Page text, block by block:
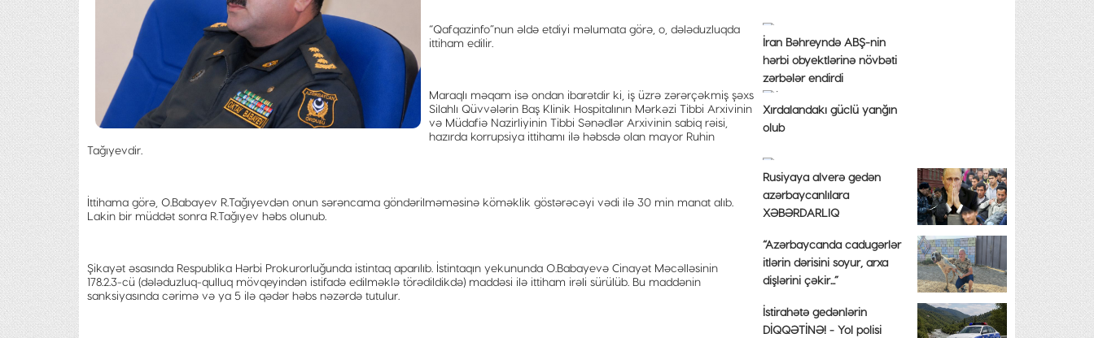
“Qafqazinfo”nun əldə etdiyi məlumata görə, o, dələduzluqda
ittiham edilir.
Maraqlı məqam isə ondan ibarətdir ki, iş üzrə zərərçəkmiş şəxs
Silahlı Qüvvələrin Baş Klinik Hospitalının Mərkəzi Tibbi Arxivinin
və Müdafiə Nazirliyinin Tibbi Sənədlər Arxivinin sabiq rəisi,
hazırda korrupsiya ittihamı ilə həbsdə olan mayor Ruhin
Tağıyevdir.
İttihama görə, O.Babayev R.Tağıyevdən onun sərəncama göndərilməməsinə köməklik göstərəcəyi vədi ilə 30 min manat alıb.
Lakin bir müddət sonra R.Tağıyev həbs olunub.
Şikayət əsasında Respublika Hərbi Prokurorluğunda istintaq aparılıb. İstintaqın yekununda O.Babayevə Cinayət Məcəlləsinin
178.2.3-cü (dələduzluq-qulluq mövqeyindən istifadə edilməklə törədildikdə) maddəsi ilə ittiham irəli sürülüb. Bu maddənin
sanksiyasında cərimə və ya 5 ilə qədər həbs nəzərdə tutulur.
İran Bəhreyndə ABŞ-nin
hərbi obyektlərinə növbəti
zərbələr endirdi
Xırdalandakı güclü yanğın
olub
Rusiyaya alverə gedən
azərbaycanlılara
XƏBƏRDARLIQ
“Azərbaycanda cadugərlər
itlərin dərisini soyur, arxa
dişlərini çəkir...”
İstirahətə gedənlərin
DİQQƏTİNƏ! - Yol polisi